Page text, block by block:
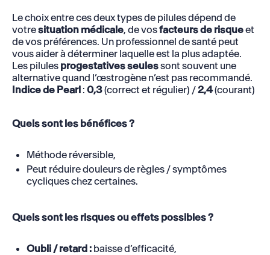
Le choix entre ces deux types de pilules dépend de
votresituation médicale, de vosfacteurs de risqueet
de vos préférences. Un professionnel de santé peut
vous aider à déterminer laquelle est la plus adaptée.
Les pilules progestatives seulessont souvent une
alternative quand l’œstrogène n’est pas recommandé.
Indice de Pearl: 0,3(correct et régulier) /2,4(courant)
Quels sont les bénéfices ?
Méthode réversible,
Peut réduire douleurs de règles / symptômes
cycliques chez certaines.
Quels sont les risques ou effets possibles ?
Oubli / retard :baisse d’efficacité,